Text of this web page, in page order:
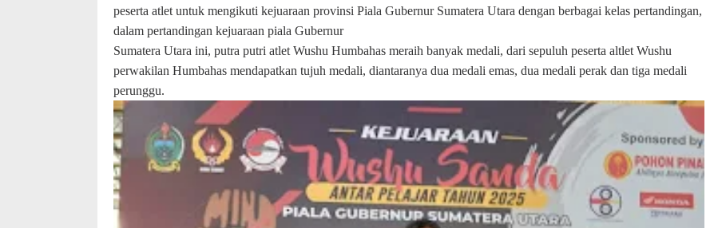
peserta atlet untuk mengikuti kejuaraan provinsi Piala Gubernur Sumatera Utara dengan berbagai kelas pertandingan,
dalam pertandingan kejuaraan piala Gubernur
Sumatera Utara ini, putra putri atlet Wushu Humbahas meraih banyak medali, dari sepuluh peserta altlet Wushu
perwakilan Humbahas mendapatkan tujuh medali, diantaranya dua medali emas, dua medali perak dan tiga medali
perunggu.